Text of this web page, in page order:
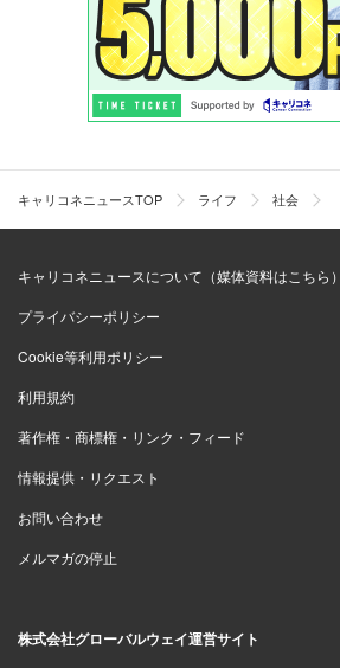
キャリコネニュースTOP ライフ 社会
キャリコネニュースについて（媒体資料はこちら）
プライバシーポリシー
Cookie等利用ポリシー
利用規約
著作権・商標権・リンク・フィード
情報提供・リクエスト
お問い合わせ
メルマガの停止
株式会社グローバルウェイ運営サイト